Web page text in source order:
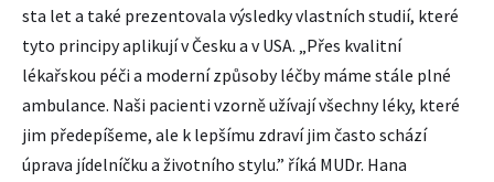
sta let a také prezentovala výsledky vlastních studií, které
tyto principy aplikují v Česku a v USA. „Přes kvalitní
lékařskou péči a moderní způsoby léčby máme stále plné
ambulance. Naši pacienti vzorně užívají všechny léky, které
jim předepíšeme, ale k lepšímu zdraví jim často schází
úprava jídelníčku a životního stylu.” říká MUDr. Hana